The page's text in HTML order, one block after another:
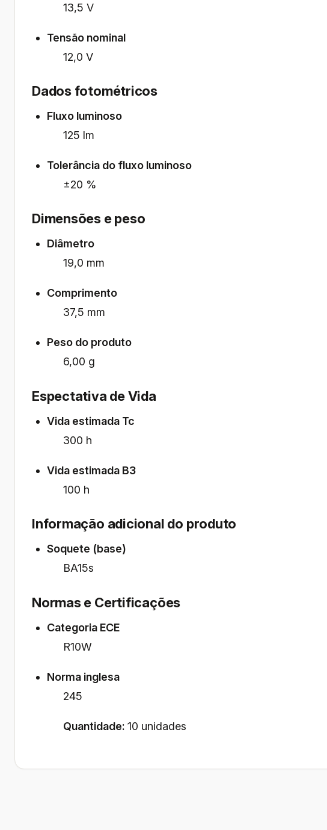
13,5 V
Tensão nominal
12,0 V
Dados fotométricos
Fluxo luminoso
125 lm
Tolerância do fluxo luminoso
±20 %
Dimensões e peso
Diâmetro
19,0 mm
Comprimento
37,5 mm
Peso do produto
6,00 g
Espectativa de Vida
Vida estimada Tc
300 h
Vida estimada B3
100 h
Informação adicional do produto
Soquete (base)
BA15s
Normas e Certificações
Categoria ECE
R10W
Norma inglesa
245
Quantidade:10 unidades